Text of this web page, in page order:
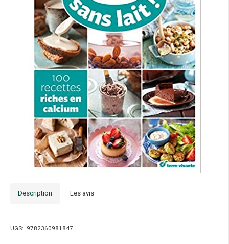
Description Les avis
UGS: 9782360981847